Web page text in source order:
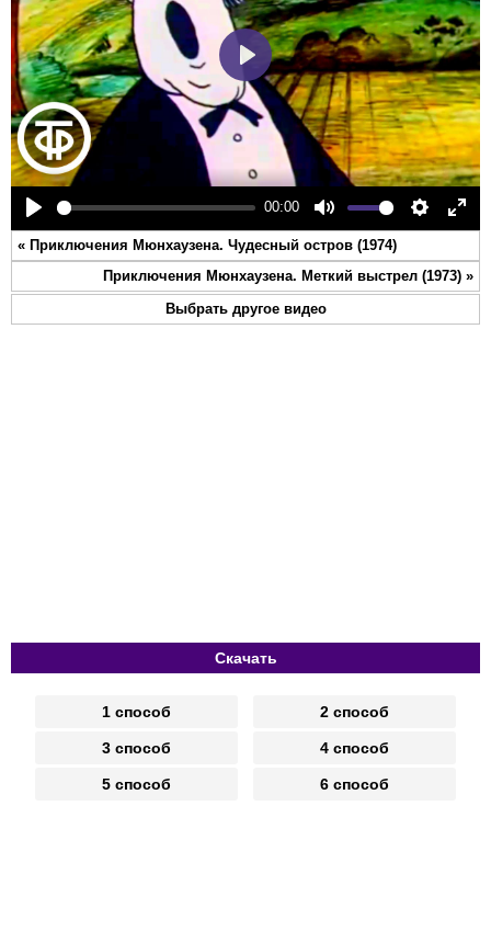
Play
00:00
Mute Settings
Play
« Приключения Мюнхаузена. Чудесный остров (1974)
Приключения Мюнхаузена. Меткий выстрел (1973) »
Выбрать другое видео
Скачать
1 способ 2 способ
3 способ 4 способ
5 способ 6 способ